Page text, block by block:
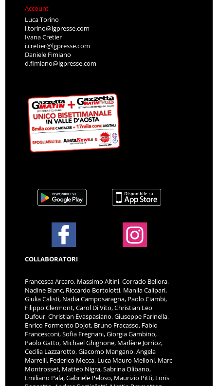
Account
Luca Torino
l.torino@lgpresse.com
Ivana Cretier
i.cretier@lgpresse.com
Daniele Fimiano
d.fimiano@lgpresse.com
COLLABORATORI
Francesca Arcaro, Massimo Altini, Corrado Bellora,
Nadine Blanc, Riccardo Bortolotti, Manila Calipari,
Giulia Calisti, Nadia Camposaragna, Paolo Ciambi,
Filippo Clermont, Carol Di Vito, Christian Leo
Dufour, Christian Evaspasiano, Giuseppe Farinella,
Enrico Formento Dojot, Bruno Fracasso, Fabio
Francesconi, Sofia Fregnani, Giorgia Gambino,
Paolo Gatto, Michael Ghignone, Marlène Jorrioz,
Cecilia Lazzarotto, Giacomo Mangano, Angela
Marrelli, Federico Mecca, Luca Mauro Melloni, Marc
Montrosset, Matteo Nigra, Sabrina Olibano,
Emiliano Pala, Gabriele Peloso, Maurizio Pitti, Loris